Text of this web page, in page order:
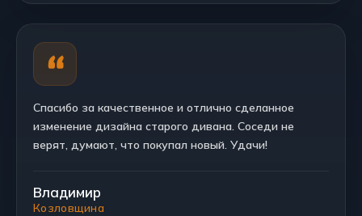
Спасибо за качественное и отлично сделанное
изменение дизайна старого дивана. Соседи не
верят, думают, что покупал новый. Удачи!
Владимир
Козловщина